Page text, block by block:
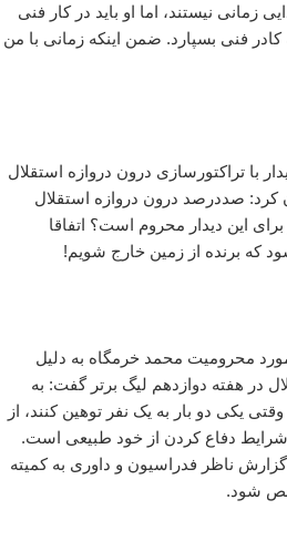
زمانی نیستند، اما او باید در کار فنی
فنی بسپارد. ضمن اینکه زمانی با من
با تراکتورسازی درون دروازه استقلال
کرد: صددرصد درون دروازه استقلال
این دیدار محروم است؟ اتفاقا
که برنده از زمین خارج شویم!
محرومیت محمد خرمگاه به دلیل
در هفته دوازدهم لیگ برتر گفت: به
یکی دو بار به یک نفر توهین کنند، از
شرایط دفاع کردن از خود طبیعی است.
ناظر فدراسیون و داوری به کمیته
شود.